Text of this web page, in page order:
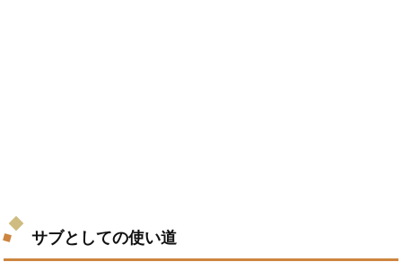
サブとしての使い道